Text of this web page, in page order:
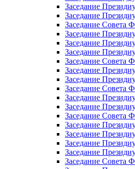
Заседание
Заседание
Заседание Совета
Заседание
Заседание
Заседание
Заседание Совета
Заседание
Заседание
Заседание Совета
Заседание
Заседание
Заседание Совета
Заседание
Заседание
Заседание
Заседание
Заседание Совета